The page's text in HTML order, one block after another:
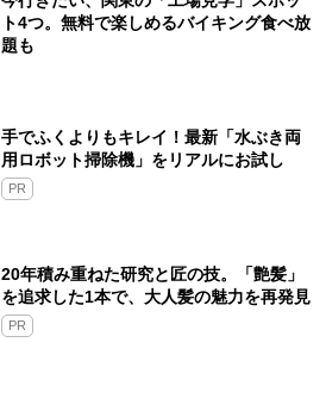
ト4つ。無料で楽しめるバイキング食べ放
題も
手でふくよりもキレイ！最新「水ぶき両
用ロボット掃除機」をリアルにお試し
PR
20年積み重ねた研究と匠の技。「艶髪」
を追求した1本で、大人髪の魅力を再発見
PR